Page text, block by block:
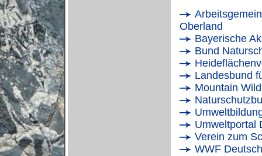
Oberland
Bayerische
Bund
Landesbund
Mountain
Umweltportal
Verein zum
WWF